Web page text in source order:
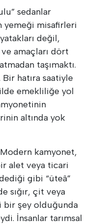
sedanlar
yemeği misafirleri
değil,
amaçları dört
taşımaktı.
hatıra saatiyle
emekliliğe yol
altında yok
kamyonet,
alet veya ticari
gibi “üteâ”
sığır, çit veya
bir şey olduğunda
İnsanlar tarımsal